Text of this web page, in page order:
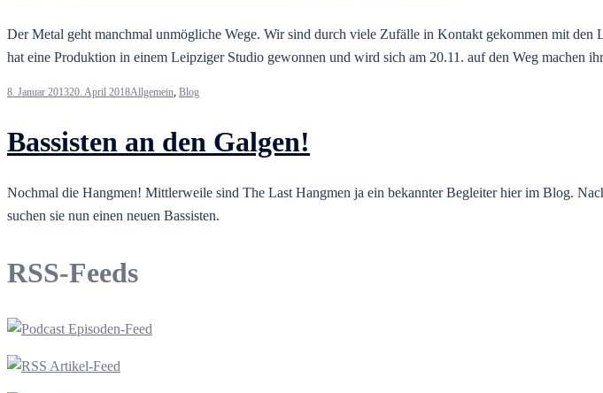
Der Metal geht manchmal unmögliche Wege. Wir sind durch viele Zufälle in Kontakt gekommen mit
hat eine Produktion in einem Leipziger Studio gewonnen und wird sich am 20.11. auf den Weg machen
8. Januar 201320. April 2018Allgemein, Blog
Bassisten an den Galgen!
Nochmal die Hangmen! Mittlerweile sind The Last Hangmen ja ein bekannter Begleiter hier im Blog.
suchen sie nun einen neuen Bassisten.
RSS-Feeds
Episoden-Feed
Artikel-Feed